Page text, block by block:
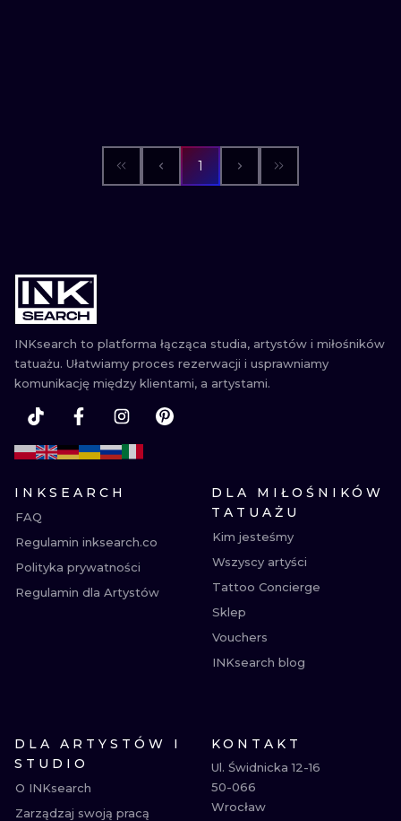
1
INKsearch to platforma łącząca studia, artystów i miłośników
tatuażu. Ułatwiamy proces rezerwacji i usprawniamy
komunikację między klientami, a artystami.
INKSEARCH
FAQ
Regulamin inksearch.co
Polityka prywatności
Regulamin dla Artystów
DLA MIŁOŚNIKÓW
TATUAŻU
Kim jesteśmy
Wszyscy artyści
Tattoo Concierge
Sklep
Vouchers
INKsearch blog
DLA ARTYSTÓW I
STUDIO
O INKsearch
Zarządzaj swoją pracą
KONTAKT
Ul. Świdnicka 12-16
50-066
Wrocław